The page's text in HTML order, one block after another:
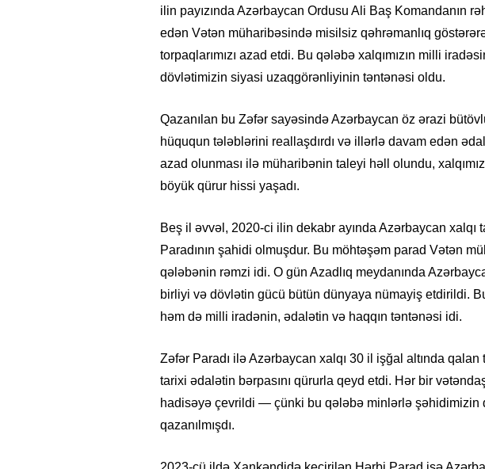
ilin payızında Azərbaycan Ordusu Ali Baş Komandanın
edən Vətən müharibəsində misilsiz qəhrəmanlıq
torpaqlarımızı azad etdi. Bu qələbə xalqımızın milli
dövlətimizin siyasi uzaqgörənliyinin təntənəsi oldu.
Qazanılan bu Zəfər sayəsində Azərbaycan öz ərazi
hüququn tələblərini reallaşdırdı və illərlə davam edən
azad olunması ilə müharibənin taleyi həll olundu,
böyük qürur hissi yaşadı.
Beş il əvvəl, 2020-ci ilin dekabr ayında Azərbaycan xalqı
Paradının şahidi olmuşdur. Bu möhtəşəm parad Vətən
qələbənin rəmzi idi. O gün Azadlıq meydanında
birliyi və dövlətin gücü bütün dünyaya nümayiş etdirildi.
həm də milli iradənin, ədalətin və haqqın təntənəsi idi.
Zəfər Paradı ilə Azərbaycan xalqı 30 il işğal altında qalan
tarixi ədalətin bərpasını qürurla qeyd etdi. Hər bir
hadisəyə çevrildi — çünki bu qələbə minlərlə şəhidimizin
qazanılmışdı.